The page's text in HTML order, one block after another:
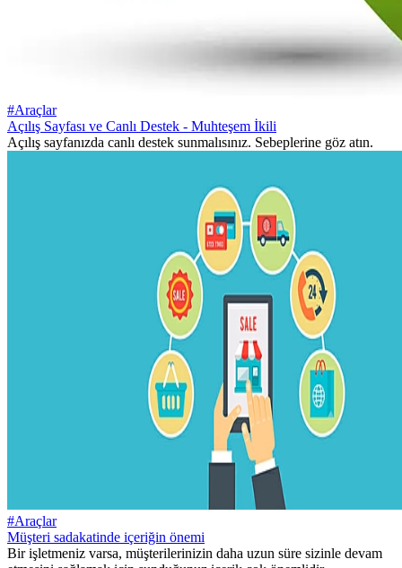
#Araçlar
Açılış Sayfası ve Canlı Destek - Muhteşem İkili
Açılış sayfanızda canlı destek sunmalısınız. Sebeplerine göz atın.
#Araçlar
Müşteri sadakatinde içeriğin önemi
Bir işletmeniz varsa, müşterilerinizin daha uzun süre sizinle devam